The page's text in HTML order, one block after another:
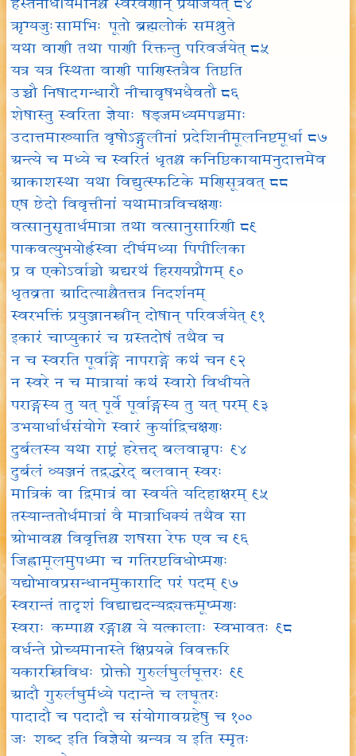
ऋग्यजुःसामभिः पूतो ब्रह्मलोकं समश्नुते
यथा वाणी तथा पाणी रिक्तन्तु परिवर्जयेत् ८५
यत्र यत्र स्थिता वाणी पाणिस्तत्रैव तिष्ठति
उच्चौ निषादगन्धारौ नीचावृषभधैवतौ ८६
शेषास्तु स्वरिता ज्ञेयाः षड्जमध्यमपञ्चमाः
उदात्तमाख्याति वृषोऽङ्गुलीनां प्रदेशिनीमूलनिष्टमूर्धा ८७
अन्त्ये च मध्ये च स्वरितं धृतश्च कनिष्ठिकायामनुदात्तमेव
आकाशस्था यथा विद्युत्स्फटिके मणिसूत्रवत् ८८
एष छेदो विवृत्तीनां यथामात्रविचक्षणः
वत्सानुसृतार्धमात्रा तथा वत्सानुसारिणी ८९
पाकवत्युभयोर्ह्रस्वा दीर्घमध्या पिपीलिका
प्र व एकोऽर्वाञ्चो अद्यरथं हिरण्यप्रौगम् ९०
धृतव्रता आदित्याश्चैतत्तत्र निदर्शनम्
स्वरभक्तिं प्रयुञ्जानस्त्रीन् दोषान् परिवर्जयेत् ९१
इकारं चाप्युकारं च ग्रस्तदोषं तथैव च
न च स्वरति पूर्वाङ्गे नापराङ्गे कथं चन ९२
न स्वरे न च मात्रायां कथं स्वारो विधीयते
पराङ्गस्य तु यत् पूर्वे पूर्वाङ्गस्य तु यत् परम् ९३
उभयार्धार्धसंयोगे स्वारं कुर्याद्विचक्षणः
दुर्बलस्य यथा राष्ट्रं हरेत्तद् बलवान्नृपः ९४
दुर्बलं व्यञ्जनं तद्वद्धरेद् बलवान् स्वरः
मात्रिकं वा द्विमात्रं वा स्वर्यते यदिहाक्षरम् ९५
तस्यान्ततोर्धमात्रां वै मात्राधिक्यं तथैव सा
ओभावश्च विवृत्तिश्च शषसा रेफ एव च ९६
जिह्वामूलमुपध्मा च गतिरष्टविधोष्मणः
यद्योभावप्रसन्धानमुकारादि परं पदम् ९७
स्वरान्तं तादृशं विद्याद्यदन्यद्व्यक्तमूष्मणः
स्वराः कम्पाश्च रङ्गाश्च ये यत्कालाः स्वभावतः ९८
वर्धन्ते प्रोच्यमानास्ते क्षिप्रयत्ने विवक्तरि
यकारस्त्रिविधः प्रोक्तो गुरुर्लघुर्लघूत्तरः ९९
आदौ गुरुर्लघुर्मध्ये पदान्ते च लघूतरः
पादादौ च पदादौ च संयोगावग्रहेषु च १००
जः शब्द इति विज्ञेयो अन्यत्र य इति स्मृतः